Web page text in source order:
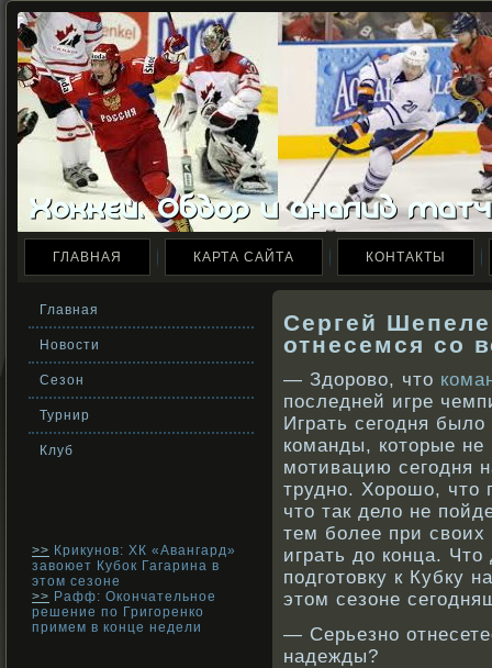
ГЛАВНАЯ КАРТА САЙТА КОНТАКТЫ
Главная
Новости
Сезон
Турнир
Клуб
>> Крикунов: ХК «Авангард»
завоюет Кубок Гагарина в
этом сезоне
>> Рафф: Окончательное
решение по Григоренко
примем в конце недели
Сергей
отнесемся со
— Здорово, что
последней игре
Играть сегодня
команды, которые
мотивацию сегодня
трудно. Хорошо, что
что так дело не
тем более при
играть до конца.
подготовку к Кубку
этом сезоне
— Серьезнο
надежды?